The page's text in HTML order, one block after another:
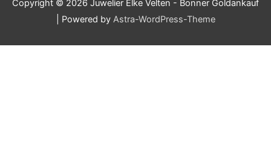
Copyright © 2026 Juwelier Elke Velten - Bonner Goldankauf
| Powered by Astra-WordPress-Theme